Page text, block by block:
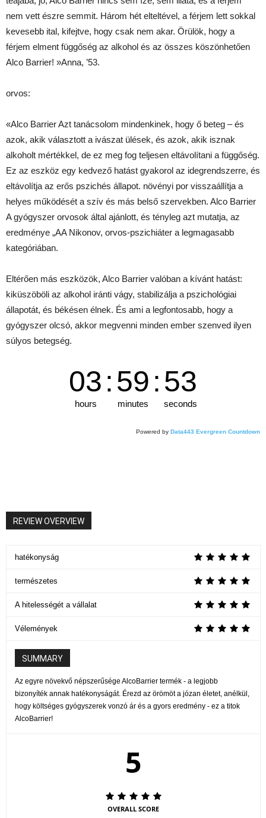
nem vett észre semmit. Három hét elteltével, a férjem lett sokkal
kevesebb ital, kifejtve, hogy csak nem akar. Örülök, hogy a
férjem elment függőség az alkohol és az összes köszönhetően
Alco Barrier! »Anna, ’53.
orvos:
«Alco Barrier Azt tanácsolom mindenkinek, hogy ő beteg – és
azok, akik választott a ivászat ülések, és azok, akik isznak
alkoholt mértékkel, de ez meg fog teljesen eltávolítani a függőség.
Ez az eszköz egy kedvező hatást gyakorol az idegrendszerre, és
eltávolítja az erős pszichés állapot. növényi por visszaállítja a
helyes működését a szív és más belső szervekben. Alco Barrier
A gyógyszer orvosok által ajánlott, és tényleg azt mutatja, az
eredménye „AA Nikonov, orvos-pszichiáter a legmagasabb
kategóriában.
Eltérően más eszközök, Alco Barrier valóban a kívánt hatást:
kiküszöböli az alkohol iránti vágy, stabilizálja a pszichológiai
állapotát, és békésen élnek. És ami a legfontosabb, hogy a
gyógyszer olcsó, akkor megvenni minden ember szenved ilyen
súlyos betegség.
03
hours
:59
minutes
:53
seconds
Powered by Data443 Evergreen Countdown
REVIEW OVERVIEW
hatékonyság
természetes
A hitelességét a vállalat
Vélemények
SUMMARY
Az egyre növekvő népszerűsége AlcoBarrier termék - a legjobb
bizonyíték annak hatékonyságát. Érezd az örömöt a józan életet, anélkül,
hogy költséges gyógyszerek vonzó ár és a gyors eredmény - ez a titok
AlcoBarrier!
5
OVERALL SCORE